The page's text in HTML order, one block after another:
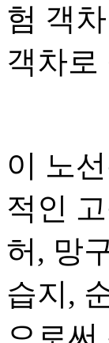
험 객
객차로
이 노
적인
허, 망
습지,
으로